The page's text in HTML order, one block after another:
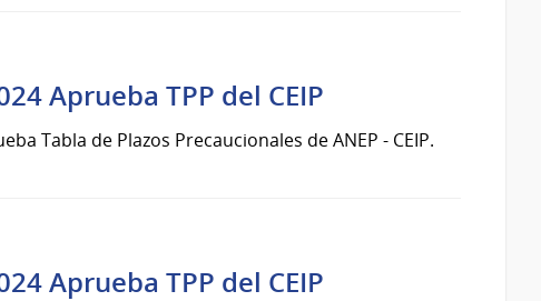
Aprueba TPP del CEIP
Tabla de Plazos Precaucionales de ANEP - CEIP.
Aprueba TPP del CEIP